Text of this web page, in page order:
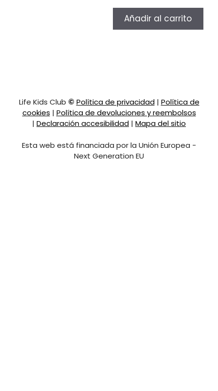
Añadir al carrito
Life Kids Club © Política de privacidad| Política de
cookies | Política de devoluciones y reembolsos
| Declaración accesibilidad | Mapa del sitio
Esta web está financiada por la Unión Europea -
Next Generation EU